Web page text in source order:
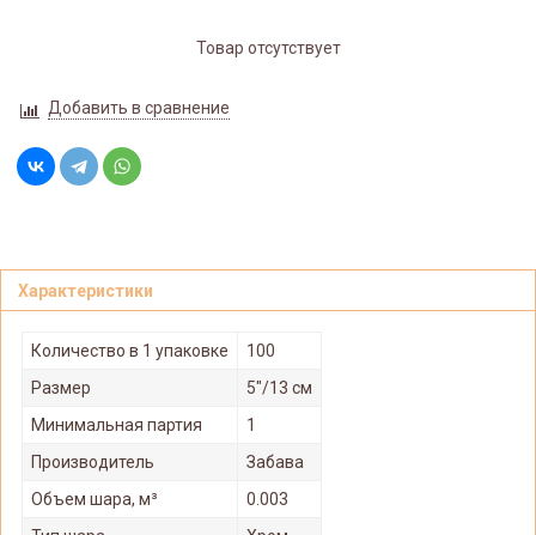
Товар отсутствует
Добавить в сравнение
Характеристики
Количество в 1 упаковке
100
Размер
5"/13 см
Минимальная партия
1
Производитель
Забава
Объем шара, м³
0.003